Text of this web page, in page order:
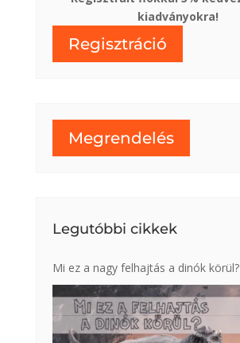
kiadványokra!
Regisztráció
Megrendelés
Legutóbbi cikkek
Mi ez a nagy felhajtás a dinók körül?